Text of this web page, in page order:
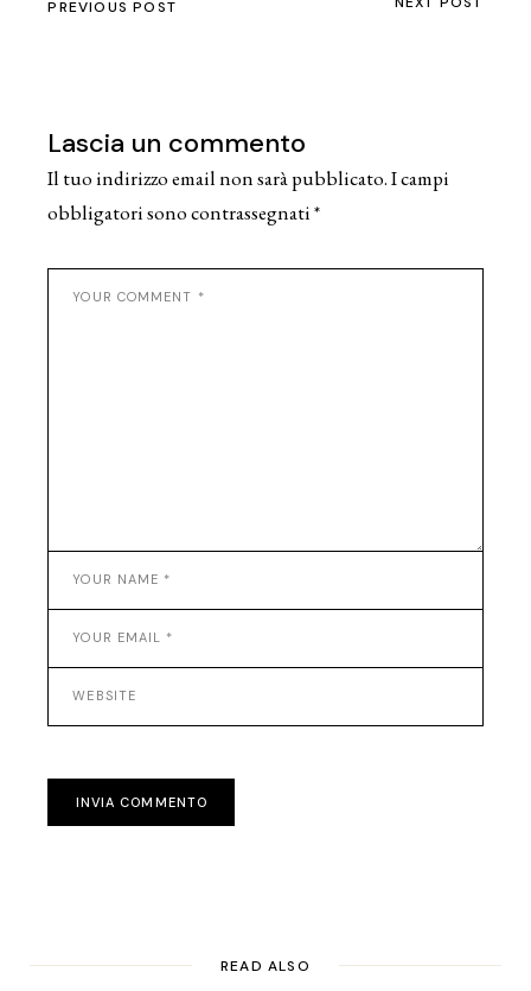
PREVIOUS POST
Lascia un commento
Il tuo indirizzo email non sarà pubblicato.I campi
obbligatori sono contrassegnati*
INVIA COMMENTO
READ ALSO